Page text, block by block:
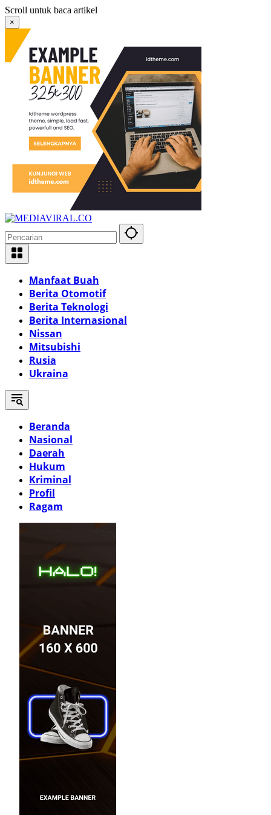
Langsung
ke
konten
Scroll untuk baca artikel
×
Manfaat Buah
Berita Otomotif
Berita Teknologi
Berita Internasional
Nissan
Mitsubishi
Rusia
Ukraina
Beranda
Nasional
Daerah
Hukum
Kriminal
Profil
Ragam